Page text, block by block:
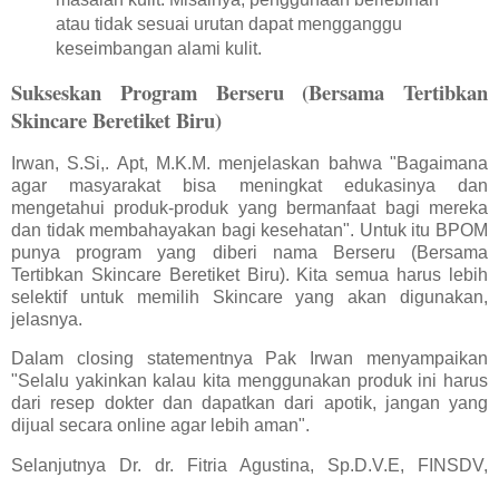
atau tidak sesuai urutan dapat mengganggu
keseimbangan alami kulit.
Sukseskan Program Berseru (Bersama Tertibkan
Skincare Beretiket Biru)
Irwan, S.Si,. Apt, M.K.M. menjelaskan bahwa "Bagaimana
agar masyarakat bisa meningkat edukasinya dan
mengetahui produk-produk yang bermanfaat bagi mereka
dan tidak membahayakan bagi kesehatan". Untuk itu BPOM
punya program yang diberi nama Berseru (Bersama
Tertibkan Skincare Beretiket Biru). Kita semua harus lebih
selektif untuk memilih Skincare yang akan digunakan,
jelasnya.
Dalam closing statementnya Pak Irwan menyampaikan
"Selalu yakinkan kalau kita menggunakan produk ini harus
dari resep dokter dan dapatkan dari apotik, jangan yang
dijual secara online agar lebih aman".
Selanjutnya Dr. dr. Fitria Agustina, Sp.D.V.E, FINSDV,